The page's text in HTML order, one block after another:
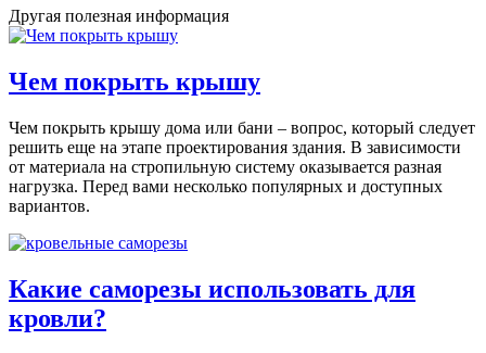
Другая полезная информация
Чем покрыть крышу
Чем покрыть крышу дома или бани – вопрос, который следует
решить еще на этапе проектирования здания. В зависимости
от материала на стропильную систему оказывается разная
нагрузка. Перед вами несколько популярных и доступных
вариантов.
Какие саморезы использовать для
кровли?